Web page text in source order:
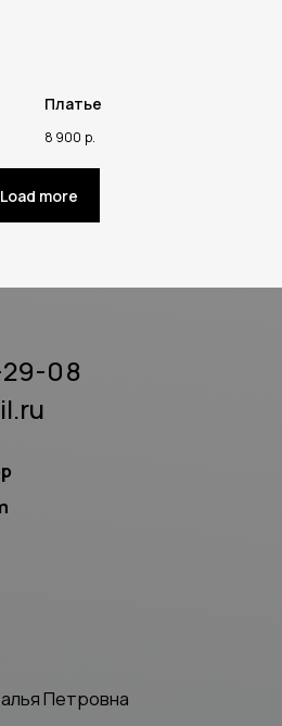
Платье
8 900 р.
Load more